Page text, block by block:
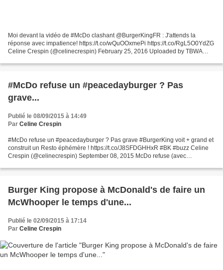
Moi devant la vidéo de #McDo clashant @BurgerKingFR : J'attends la
réponse avec impatience! https://t.co/wQuOOxmePi https://t.co/RgL5O0YdZG
Celine Crespin (@celinecrespin) February 25, 2016 Uploaded by TBWA
#McDo refuse un #peacedayburger ? Pas
grave...
Publié le 08/09/2015 à 14:49
Par Celine Crespin
#McDo refuse un #peacedayburger ? Pas grave #BurgerKing voit + grand et
construit un Resto éphémère ! https://t.co/J8SFDGHHxR #BK #buzz Celine
Crespin (@celinecrespin) September 08, 2015 McDo refuse (avec
Burger King propose à McDonald's de faire un
McWhooper le temps d'une...
Publié le 02/09/2015 à 17:14
Par Celine Crespin